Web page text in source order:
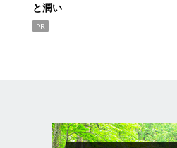
と潤い
PR